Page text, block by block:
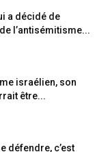
a décidé de
l’antisémitisme...
israélien, son
être...
défendre, c’est